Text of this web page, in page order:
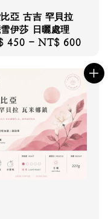
亞 古吉 罕貝拉
伊莎 日曬處理
450 -NT$ 600